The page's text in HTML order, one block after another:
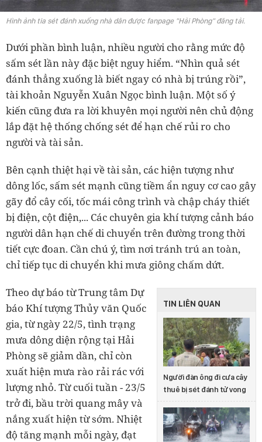
Hình ảnh tia sét đánh xuống nhà dân được fanpage "Hải Phòng" đăng tải.
Dưới phần bình luận, nhiều người cho rằng mức độ
sấm sét lần này đặc biệt nguy hiểm. “Nhìn quả sét
đánh thẳng xuống là biết ngay có nhà bị trúng rồi”,
tài khoản Nguyễn Xuân Ngọc bình luận. Một số ý
kiến cũng đưa ra lời khuyên mọi người nên chủ động
lắp đặt hệ thống chống sét để hạn chế rủi ro cho
người và tài sản.
Bên cạnh thiệt hại về tài sản, các hiện tượng như
dông lốc, sấm sét mạnh cũng tiềm ẩn nguy cơ cao gây
gãy đổ cây cối, tốc mái công trình và chập cháy thiết
bị điện, cột điện,... Các chuyên gia khí tượng cảnh báo
người dân hạn chế di chuyển trên đường trong thời
tiết cực đoan. Cần chú ý, tìm nơi tránh trú an toàn,
chỉ tiếp tục di chuyển khi mưa giông chấm dứt.
TIN LIÊN QUAN
Người đàn ông đi cưa cây
thuê bị sét đánh tử vong
Theo dự báo từ Trung tâm Dự
báo Khí tượng Thủy văn Quốc
gia, từ ngày 22/5, tình trạng
mưa dông diện rộng tại Hải
Phòng sẽ giảm dần, chỉ còn
xuất hiện mưa rào rải rác với
lượng nhỏ. Từ cuối tuần - 23/5
trở đi, bầu trời quang mây và
nắng xuất hiện từ sớm. Nhiệt
độ tăng mạnh mỗi ngày, đạt